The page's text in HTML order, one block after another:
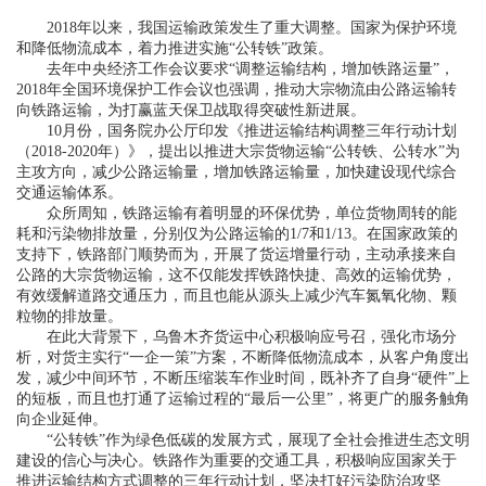
2018年以来，我国运输政策发生了重大调整。国家为保护环境
和降低物流成本，着力推进实施“公转铁”政策。
去年中央经济工作会议要求“调整运输结构，增加铁路运量”，
2018年全国环境保护工作会议也强调，推动大宗物流由公路运输转
向铁路运输，为打赢蓝天保卫战取得突破性新进展。
10月份，国务院办公厅印发《推进运输结构调整三年行动计划
（2018-2020年）》，提出以推进大宗货物运输“公转铁、公转水”为
主攻方向，减少公路运输量，增加铁路运输量，加快建设现代综合
交通运输体系。
众所周知，铁路运输有着明显的环保优势，单位货物周转的能
耗和污染物排放量，分别仅为公路运输的1/7和1/13。在国家政策的
支持下，铁路部门顺势而为，开展了货运增量行动，主动承接来自
公路的大宗货物运输，这不仅能发挥铁路快捷、高效的运输优势，
有效缓解道路交通压力，而且也能从源头上减少汽车氮氧化物、颗
粒物的排放量。
在此大背景下，乌鲁木齐货运中心积极响应号召，强化市场分
析，对货主实行“一企一策”方案，不断降低物流成本，从客户角度出
发，减少中间环节，不断压缩装车作业时间，既补齐了自身“硬件”上
的短板，而且也打通了运输过程的“最后一公里”，将更广的服务触角
向企业延伸。
“公转铁”作为绿色低碳的发展方式，展现了全社会推进生态文明
建设的信心与决心。铁路作为重要的交通工具，积极响应国家关于
推进运输结构方式调整的三年行动计划，坚决打好污染防治攻坚